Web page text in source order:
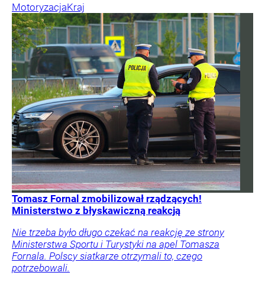
MotoryzacjaKraj
Tomasz Fornal zmobilizował rządzących!
Ministerstwo z błyskawiczną reakcją
Nie trzeba było długo czekać na reakcję ze strony
Ministerstwa Sportu i Turystyki na apel Tomasza
Fornala. Polscy siatkarze otrzymali to, czego
potrzebowali.